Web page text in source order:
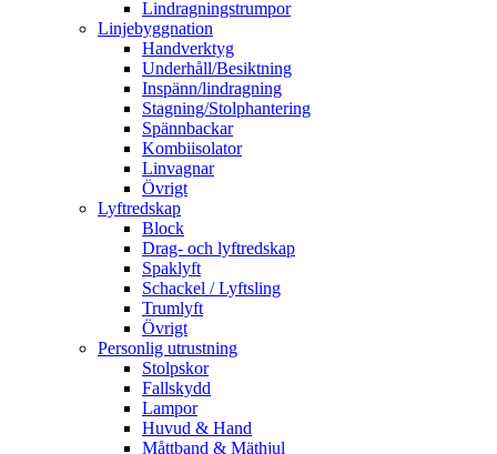
Lindragningstrumpor
Linjebyggnation
Handverktyg
Underhåll/Besiktning
Inspänn/lindragning
Stagning/Stolphantering
Spännbackar
Kombiisolator
Linvagnar
Övrigt
Lyftredskap
Block
Drag- och lyftredskap
Spaklyft
Schackel / Lyftsling
Trumlyft
Övrigt
Personlig utrustning
Stolpskor
Fallskydd
Lampor
Huvud & Hand
Måttband & Mäthjul